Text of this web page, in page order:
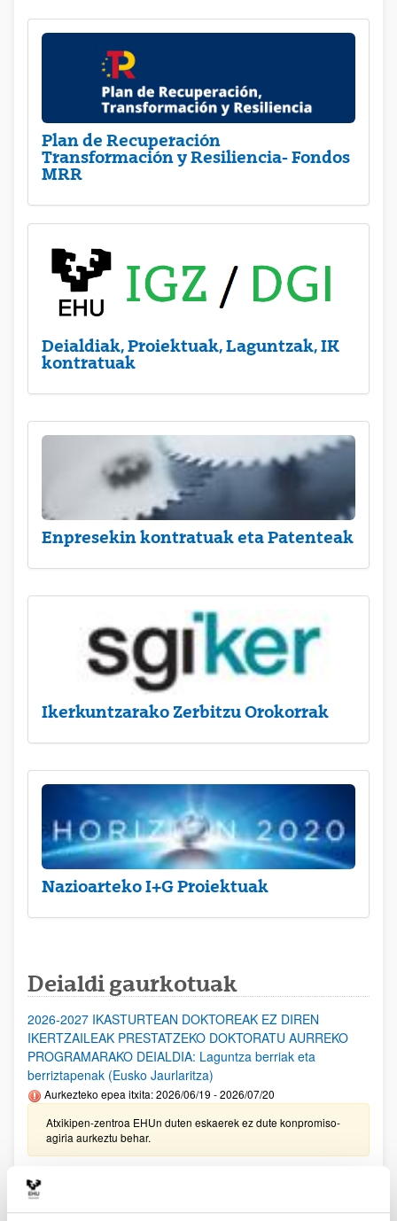
Plan de Recuperación
Transformación y Resiliencia- Fondos
MRR
Deialdiak, Proiektuak, Laguntzak, IK
kontratuak
Enpresekin kontratuak eta Patenteak
Ikerkuntzarako Zerbitzu Orokorrak
Nazioarteko I+G Proiektuak
Deialdi gaurkotuak
2026-2027 IKASTURTEAN DOKTOREAK EZ DIREN
IKERTZAILEAK PRESTATZEKO DOKTORATU AURREKO
PROGRAMARAKO DEIALDIA: Laguntza berriak eta
berriztapenak (Eusko Jaurlaritza)
Aurkezteko epea itxita: 2026/06/19 - 2026/07/20
Atxikipen-zentroa EHUn duten eskaerek ez dute konpromiso-
agiria aurkeztu behar.
Ikertzaile Doktoreen Hobekuntzarako doktoretza-ondoko
Programen deialdia, Eusko Jaurlaritza 2026-2029
Aurkezteko epea itxita: 2026/06/19 - 2026/07/20